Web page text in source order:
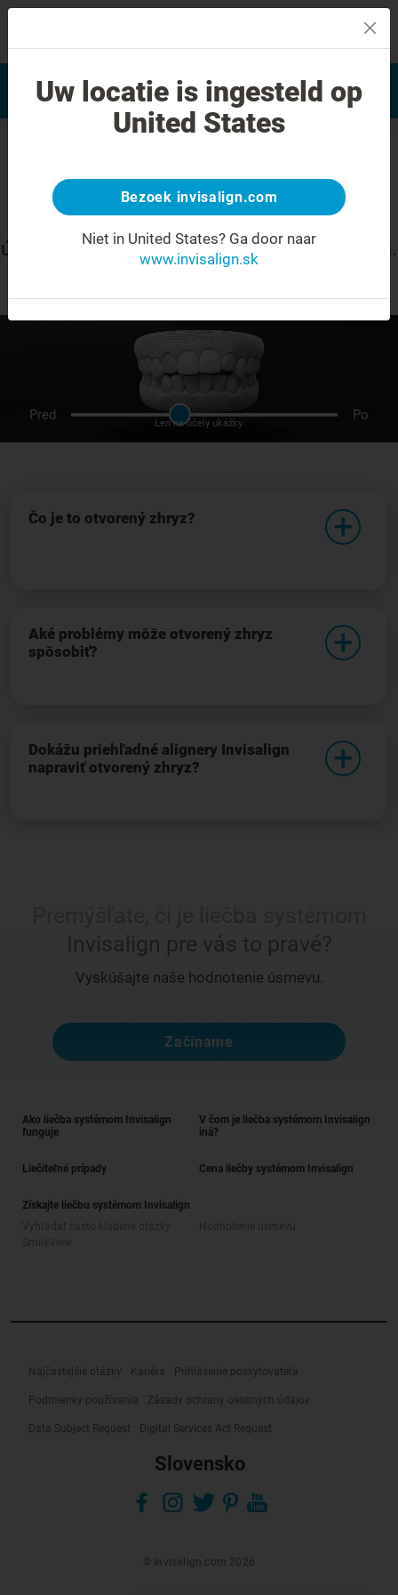
Hodnotenie úsmevu
Vyhľadať často kladené
otázky
Otvorený zhryz
úsmevu pomocou liečby systémom Invisalign.
Pred Po
Len na účely ukážky.
Čo je to otvorený zhryz?
Aké problémy môže otvorený zhryz
spôsobiť?
Dokážu priehľadné alignery Invisalign
napraviť otvorený zhryz?
Invisalign pre vás to pravé?
Vyskúšajte naše hodnotenie úsmevu.
Začíname
Ako liečba systémom Invisalign
funguje
V čom je liečba systémom Invisalign
iná?
Liečiteľné prípady Cena liečby systémom Invisalign
Získajte liečbu systémom Invisalign
Najčastejšie otázky Kariéra Prihlásenie poskytovateľa
Podmienky používania Zásady ochrany osobných údajov
Data Subject Request Digital Services Act Request
Slovensko
© Invisalign.com 2026
Uw locatie is ingesteld op
United States
Bezoek invisalign.com
Niet in United States? Ga door naar
www.invisalign.sk